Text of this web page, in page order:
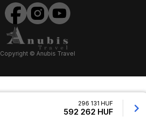
296 131 HUF
592 262 HUF
Copyright © Anubis Travel